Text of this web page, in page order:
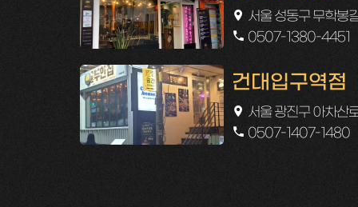
서울 성동구 무학봉
0507-1380-4451
건대입구역점
서울 광진구 아차산
0507-1407-1480